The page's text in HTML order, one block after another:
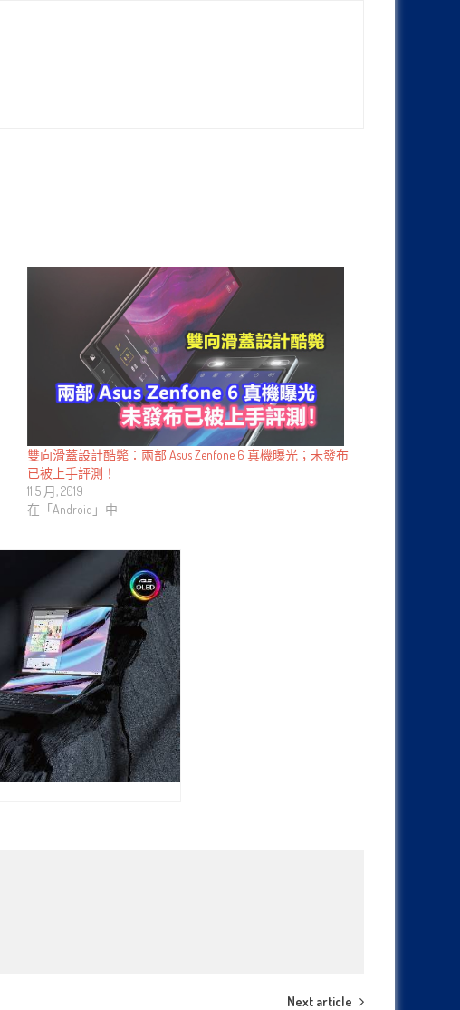
雙向滑蓋設計酷斃：兩部 Asus Zenfone 6 真機曝光；未發布
已被上手評測！
11 5 月, 2019
在「Android」中
Next article